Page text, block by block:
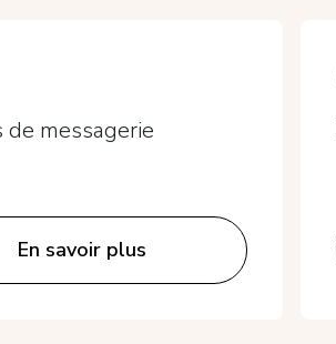
de messagerie
En savoir plus